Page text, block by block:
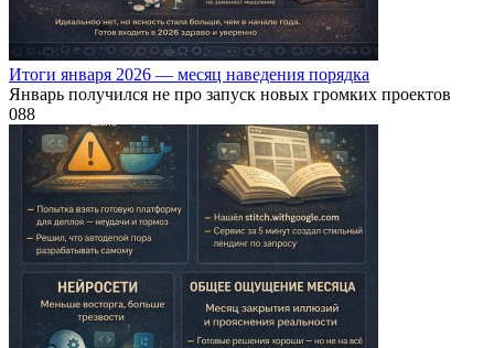
Итоги января 2026 — месяц наведения порядка
Январь получился не про запуск новых громких проектов
088